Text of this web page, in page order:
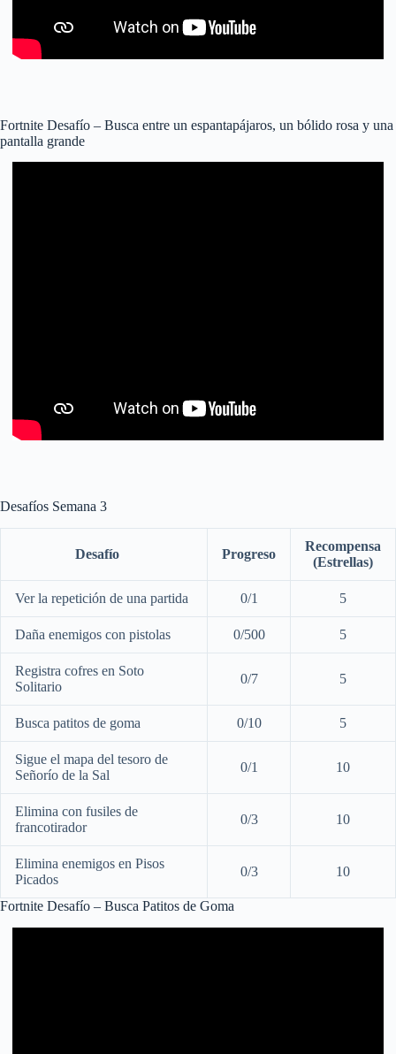
Fortnite Desafío – Busca entre un espantapájaros, un bólido rosa y una
pantalla grande
Desafíos Semana 3
Desafío Progreso
Recompensa
(Estrellas)
Ver la repetición de una partida 0/1 5
Daña enemigos con pistolas 0/500 5
Registra cofres en Soto
Solitario
0/7 5
Busca patitos de goma 0/10 5
Sigue el mapa del tesoro de
Señorío de la Sal
0/1 10
Elimina con fusiles de
francotirador
0/3 10
Elimina enemigos en Pisos
Picados
0/3 10
Fortnite Desafío – Busca Patitos de Goma